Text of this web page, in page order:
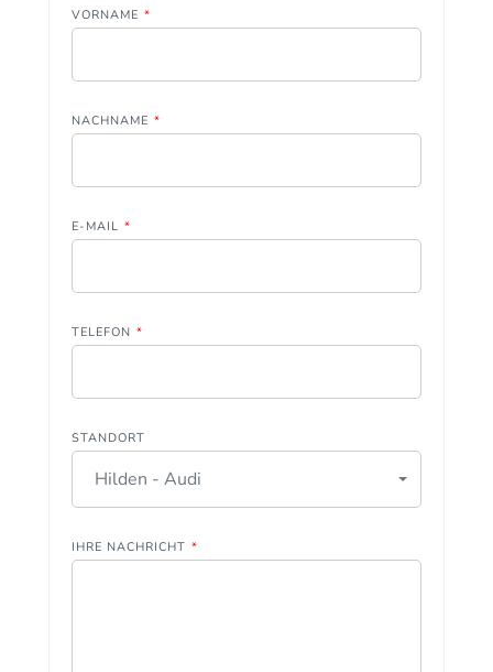
VORNAME *
NACHNAME *
E-MAIL *
TELEFON *
STANDORT
Hilden - Audi
IHRE NACHRICHT *